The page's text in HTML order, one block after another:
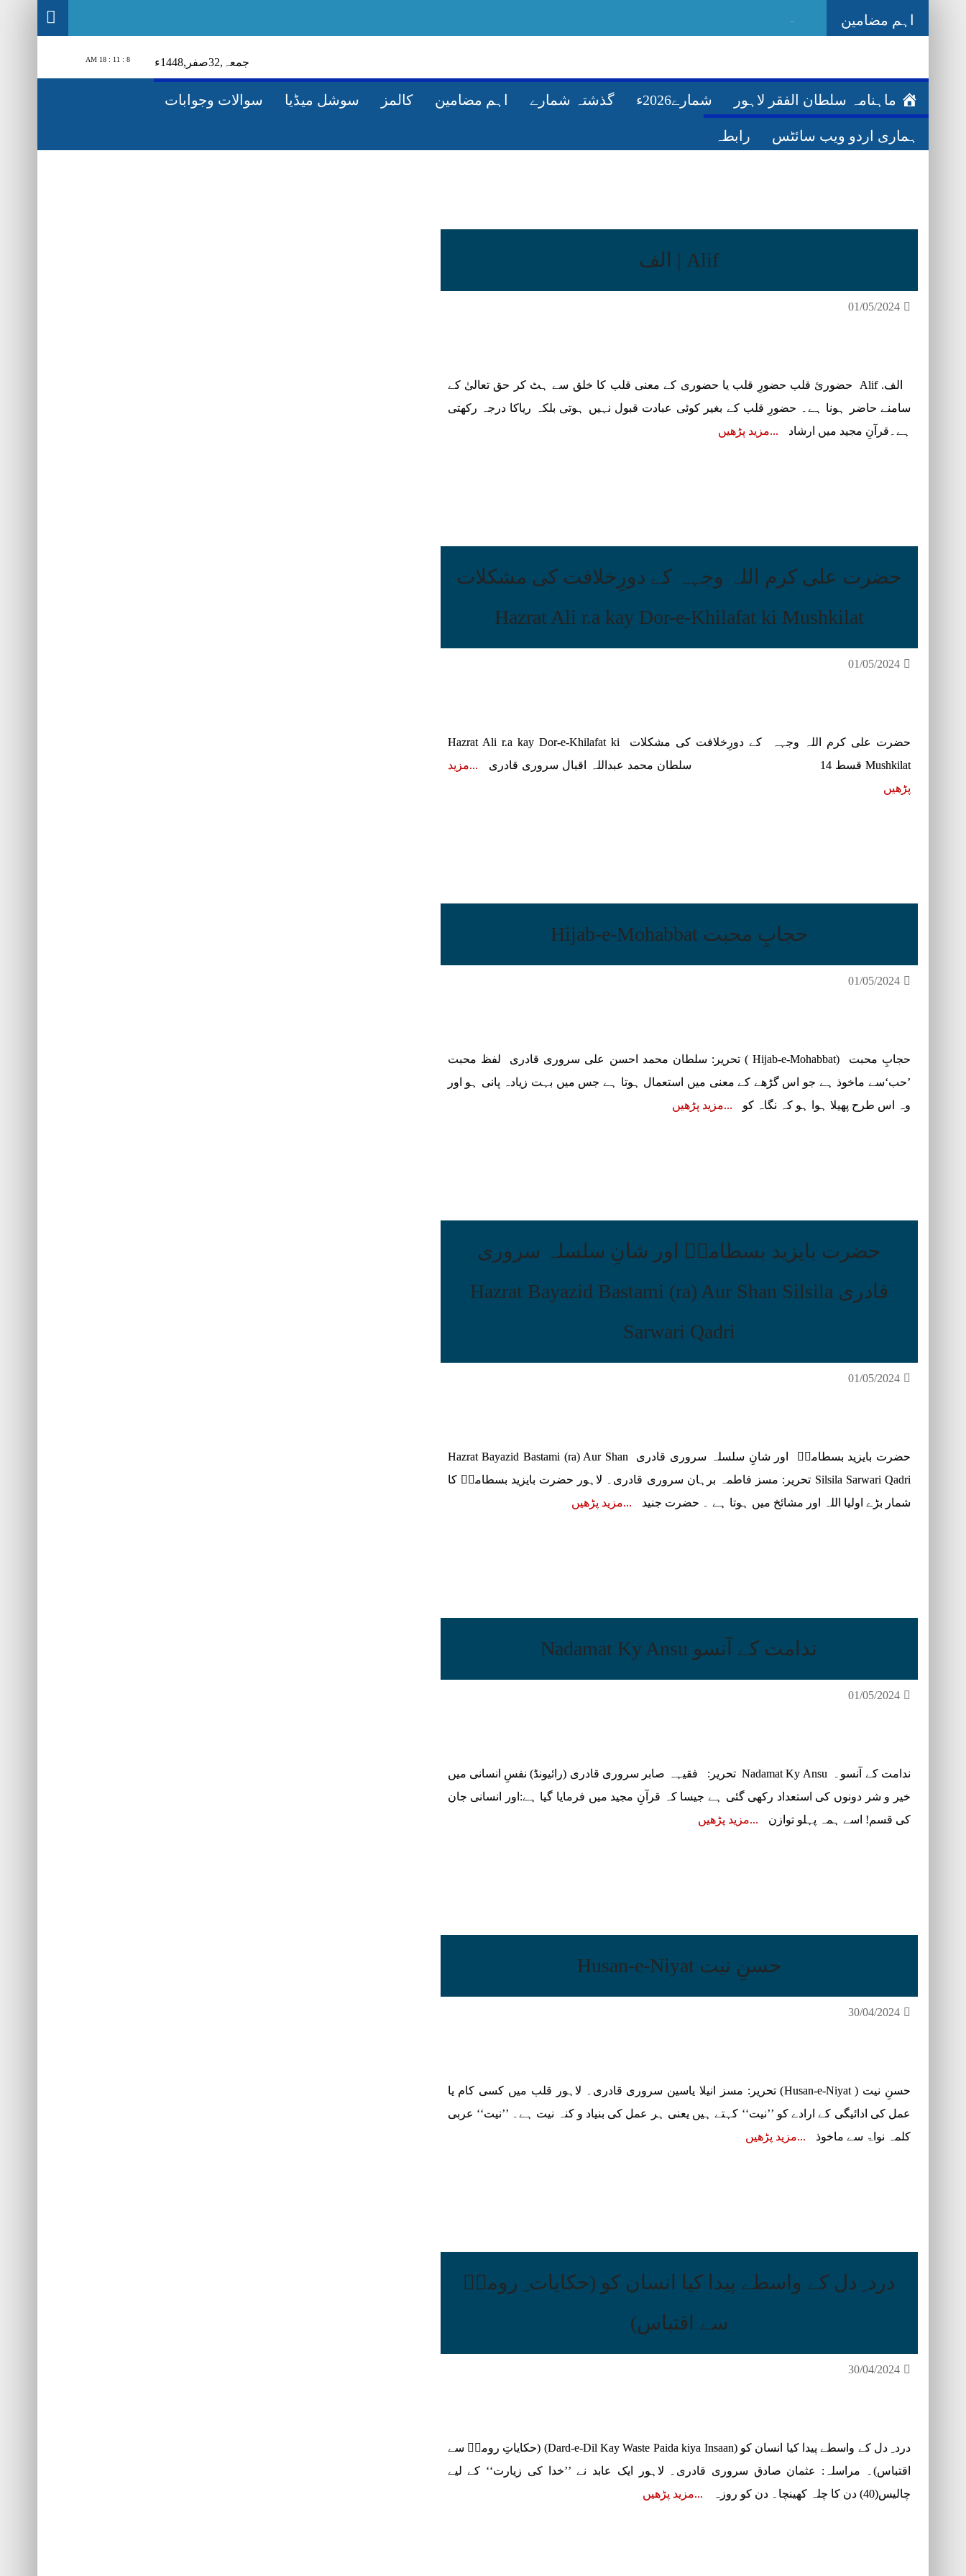
اہم مضامین Ghazwa Badar غزوہ بدر
8 : 11 : 19 AM جمعہ‬‮, 23صفر‬, 1448ء
ماہنامہ سلطان الفقر لاہور شمارے2026ء گذشتہ شمارے اہم مضامین کالمز سوشل میڈیا سوالات وجوابات
ہماری اردو ویب سائٹس رابطہ
Alif | الف
01/05/2024
الف. Alif حضوریٔ قلب حضورِ قلب یا حضوری کے معنی قلب کا خلق سے ہٹ کر حق تعالیٰ کے
سامنے حاضر ہونا ہے۔ حضورِ قلب کے بغیر کوئی عبادت قبول نہیں ہوتی بلکہ ریاکا درجہ رکھتی
ہے۔قرآنِ مجید میں ارشاد
مزید پڑھیں
حضرت علی کرم اللہ وجہہ کے دورِخلافت کی مشکلات
Hazrat Ali r.a kay Dor-e-Khilafat ki Mushkilat
01/05/2024
حضرت علی کرم اللہ وجہہ کے دورِخلافت کی مشکلات Hazrat Ali r.a kay Dor-e-Khilafat ki
Mushkilat قسط 14 سلطان محمد عبداللہ اقبال سروری قادری
مزید
پڑھیں
حجابِ محبت Hijab-e-Mohabbat
01/05/2024
حجابِ محبت (Hijab-e-Mohabbat ) تحریر: سلطان محمد احسن علی سروری قادری لفظ محبت
’حب‘سے ماخوذ ہے جو اس گڑھے کے معنی میں استعمال ہوتا ہے جس میں بہت زیادہ پانی ہو اور
وہ اس طرح پھیلا ہوا ہو کہ نگاہ کو
مزید پڑھیں
حضرت بایزید بسطامیؒ اور شانِ سلسلہ سروری
قادری Hazrat Bayazid Bastami (ra) Aur Shan Silsila
Sarwari Qadri
01/05/2024
حضرت بایزید بسطامیؒ اور شانِ سلسلہ سروری قادری Hazrat Bayazid Bastami (ra) Aur Shan
Silsila Sarwari Qadri تحریر: مسز فاطمہ برہان سروری قادری۔ لاہور حضرت بایزید بسطامیؒ کا
شمار بڑے اولیا اللہ اور مشائخ میں ہوتا ہے ۔ حضرت جنید
مزید پڑھیں
ندامت کے آنسو Nadamat Ky Ansu
01/05/2024
ندامت کے آنسو۔ Nadamat Ky Ansu تحریر: فقیہہ صابر سروری قادری (رائیونڈ) نفسِ انسانی میں
خیر و شر دونوں کی استعداد رکھی گئی ہے جیسا کہ قرآنِ مجید میں فرمایا گیا ہے:اور انسانی جان
کی قسم! اسے ہمہ پہلو توازن
مزید پڑھیں
حسنِ نیت Husan-e-Niyat
30/04/2024
حسنِ نیت ( Husan-e-Niyat) تحریر: مسز انیلا یاسین سروری قادری۔ لاہور قلب میں کسی کام یا
عمل کی ادائیگی کے ارادے کو ’’نیت‘‘ کہتے ہیں یعنی ہر عمل کی بنیاد و کنہ نیت ہے۔ ’’نیت‘‘ عربی
کلمہ نواۃ سے ماخوذ
مزید پڑھیں
درد ِ دل کے واسطے پیدا کیا انسان کو (حکایات ِ رومیؒ
سے اقتباس)
30/04/2024
درد ِ دل کے واسطے پیدا کیا انسان کو (Dard-e-Dil Kay Waste Paida kiya Insaan) (حکایاتِ رومیؒ سے
اقتباس)۔ مراسلہ: عثمان صادق سروری قادری۔ لاہور ایک عابد نے ’’خدا کی زیارت‘‘ کے لیے
چالیس(40) دن کا چلہ کھینچا۔ دن کو روزہ
مزید پڑھیں